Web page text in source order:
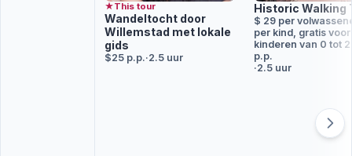
★This tour
Wandeltocht door
Willemstad met lokale
gids
$25 p.p.·2.5 uur
Historic Walking
$ 29 per
per kind, gratis voor
kinderen van 0 tot
p.p.
·2.5 uur